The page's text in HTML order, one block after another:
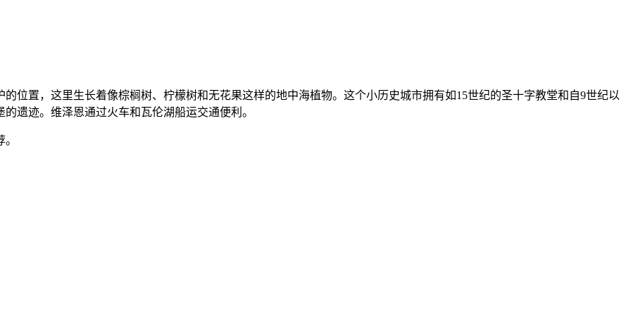
位置，这里生长着像棕榈树、柠檬树和无花果这样的地中海植物。这个小历史城市拥有如15世纪的圣十字教堂和自9世纪以
遗迹。维泽恩通过火车和瓦伦湖船运交通便利。